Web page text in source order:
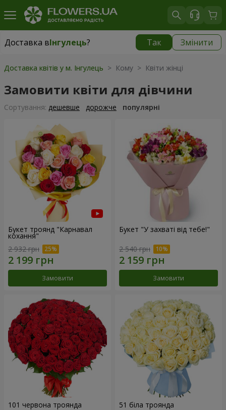
Доставка вІнгулець? Так Змінити
Доставка вІнгулець|
Доставка квітів у м. Інгулець > Кому > Квіти жінці
Замовити квіти для дівчини
Сортування: дешевше дорожче популярні
Букет троянд "Карнавал
кохання"
2 932 грн
Замовити
Букет "У захваті від тебе!"
2 540 грн
Замовити
101 червона троянда 51 біла троянда